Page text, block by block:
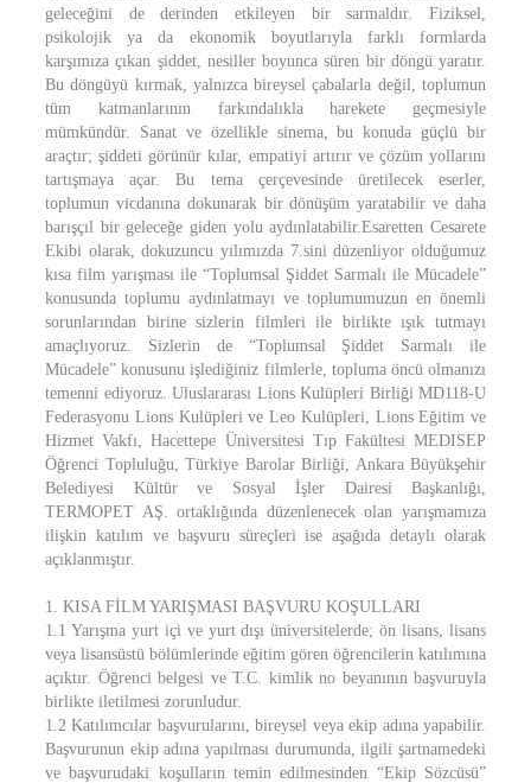
geleceğini de derinden etkileyen bir sarmaldır. Fiziksel,
psikolojik ya da ekonomik boyutlarıyla farklı formlarda
karşımıza çıkan şiddet, nesiller boyunca süren bir döngü yaratır.
Bu döngüyü kırmak, yalnızca bireysel çabalarla değil, toplumun
tüm katmanlarının farkındalıkla harekete geçmesiyle
mümkündür. Sanat ve özellikle sinema, bu konuda güçlü bir
araçtır; şiddeti görünür kılar, empatiyi artırır ve çözüm yollarını
tartışmaya açar. Bu tema çerçevesinde üretilecek eserler,
toplumun vicdanına dokunarak bir dönüşüm yaratabilir ve daha
barışçıl bir geleceğe giden yolu aydınlatabilir.Esaretten Cesarete
Ekibi olarak, dokuzuncu yılımızda 7.sini düzenliyor olduğumuz
kısa film yarışması ile “Toplumsal Şiddet Sarmalı ile Mücadele”
konusunda toplumu aydınlatmayı ve toplumumuzun en önemli
sorunlarından birine sizlerin filmleri ile birlikte ışık tutmayı
amaçlıyoruz. Sizlerin de “Toplumsal Şiddet Sarmalı ile
Mücadele” konusunu işlediğiniz filmlerle, topluma öncü olmanızı
temenni ediyoruz. Uluslararası Lions Kulüpleri Birliği MD118-U
Federasyonu Lions Kulüpleri ve Leo Kulüpleri, Lions Eğitim ve
Hizmet Vakfı, Hacettepe Üniversitesi Tıp Fakültesi MEDISEP
Öğrenci Topluluğu, Türkiye Barolar Birliği, Ankara Büyükşehir
Belediyesi Kültür ve Sosyal İşler Dairesi Başkanlığı,
TERMOPET AŞ. ortaklığında düzenlenecek olan yarışmamıza
ilişkin katılım ve başvuru süreçleri ise aşağıda detaylı olarak
açıklanmıştır.
1. KISA FİLM YARIŞMASI BAŞVURU KOŞULLARI
1.1 Yarışma yurt içi ve yurt dışı üniversitelerde; ön lisans, lisans
veya lisansüstü bölümlerinde eğitim gören öğrencilerin katılımına
açıktır. Öğrenci belgesi ve T.C. kimlik no beyanının başvuruyla
birlikte iletilmesi zorunludur.
1.2 Katılımcılar başvurularını, bireysel veya ekip adına yapabilir.
Başvurunun ekip adına yapılması durumunda, ilgili şartnamedeki
ve başvurudaki koşulların temin edilmesinden “Ekip Sözcüsü”